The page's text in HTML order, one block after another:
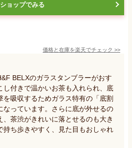
ショップでみる
価格と在庫を楽天でチェック >>
BELXのガラスタンブラーがおす
し付きで温かいお茶も入れられ、底
吸収するためガラス特有の「底割
なっています。さらに底が外せるの
、茶渋がきれいに落とせるのも大き
持ち歩きやすく、見た目もおしゃれ